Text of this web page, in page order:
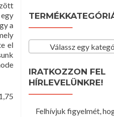
a
el
Válassz egy
IRATKOZZON FEL
HÍRLEVELÜNKRE!
Felhívjuk figyelmét,